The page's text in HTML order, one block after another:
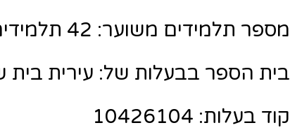
מספר תלמידים משוער: 42 תלמידים
בית הספר בבעלות של: עירית
קוד בעלות: 10426104